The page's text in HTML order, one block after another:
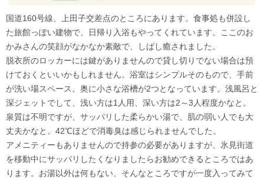
国道160号線、上田子交差点のところにあります。食事処も併設し
た旅館っぽい建物で、日帰り入浴もやってくれています。ここのお
かみさんの笑顔がなかなか素敵で、しばし癒されました。
脱衣所のロッカーには鍵がありませんので貸し切りでない場合は預
けておくといいかもしれません。浴室はシンプルそのもので、手前
が洗い場スペース。奥に小さな浴槽が2つとなっています。浅風呂と
深ジェットでして、浅い方は1人用、深い方は2～3人程度かなと。
泉質は不明ですが、サッパリした柔らかい湯で、肌の弱い人でも大
丈夫かなと。42℃ほどで消毒臭は感じられませんでした。
アメニティーもありませんので持参の必要がありますが、氷見街道
を移動中にサッパリしたくなりましたらお勧めできるところではあ
ります。お湯以外は何もない、そんなところですが一度入ってみて